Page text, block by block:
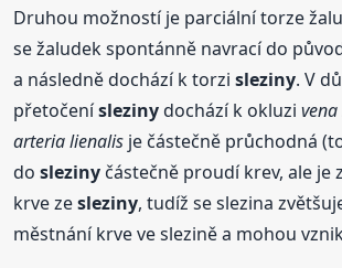
Druhou možností je parciální torze
se žaludek spontánně navrací do
a následně dochází k torzisleziny. V
přetočeníslezinydochází k okluzi
arteria lienalis je částečně průchodná
dosleziny částečně proudí krev, ale je
krve zesleziny, tudíž se slezina
městnání krve ve slezině a mohou